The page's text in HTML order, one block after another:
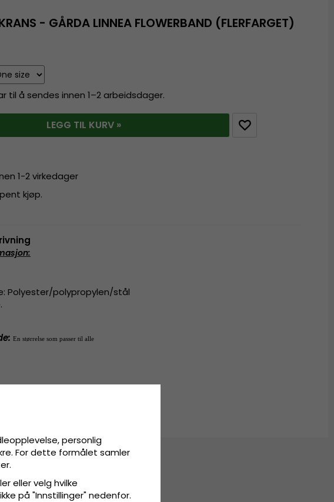
- GÅRDA LINNEA FLOWERBAND (FLERFARGET)
til å sendes innen 1–2 arbeidsdager.
LEGG TIL KURV »
1-2 virkedager
kjøp.
:
Polyester/polypropylen/stål
: En størrelse som passer til alle
personlig
For dette formålet samler
eller velg hvilke
på "Innstillinger" nedenfor.